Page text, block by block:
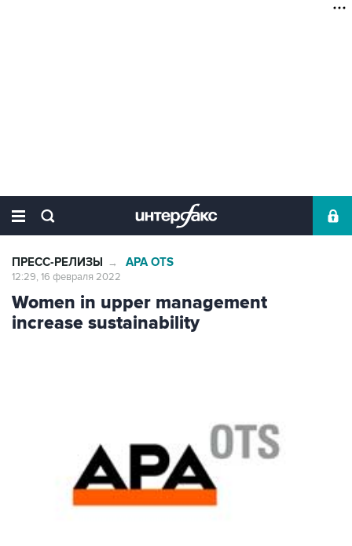
ПРЕСС-РЕЛИЗЫ → APA OTS
12:29, 16 февраля 2022
Women in upper management
increase sustainability